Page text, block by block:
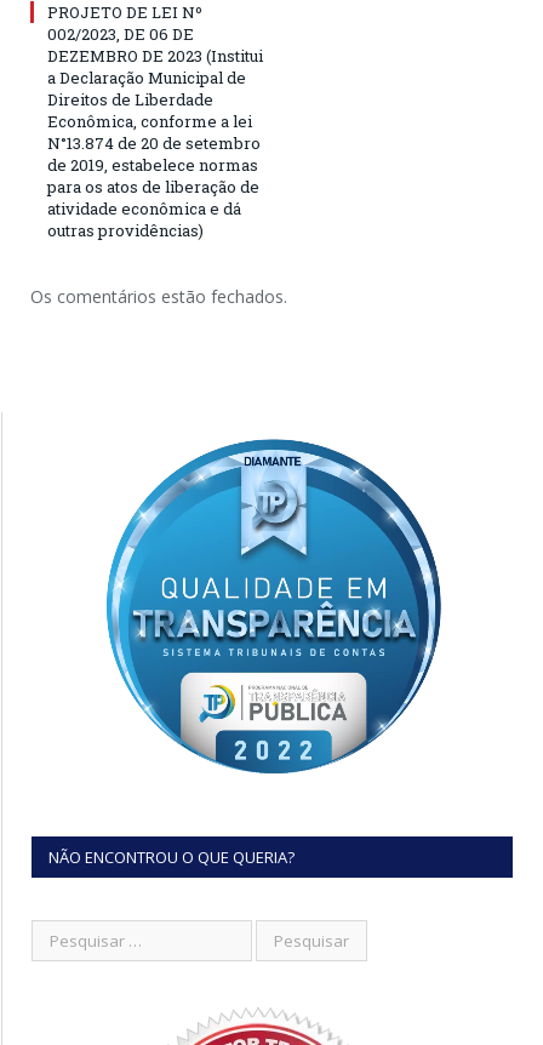
PROJETO DE LEI Nº
002/2023, DE 06 DE
DEZEMBRO DE 2023 (Institui
a Declaração Municipal de
Direitos de Liberdade
Econômica, conforme a lei
N°13.874 de 20 de setembro
de 2019, estabelece normas
para os atos de liberação de
atividade econômica e dá
outras providências)
Os comentários estão fechados.
NÃO ENCONTROU O QUE QUERIA?